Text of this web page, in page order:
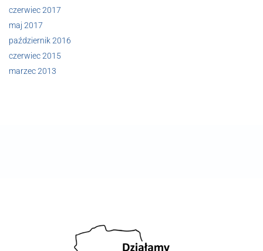
czerwiec 2017
maj 2017
październik 2016
czerwiec 2015
marzec 2013